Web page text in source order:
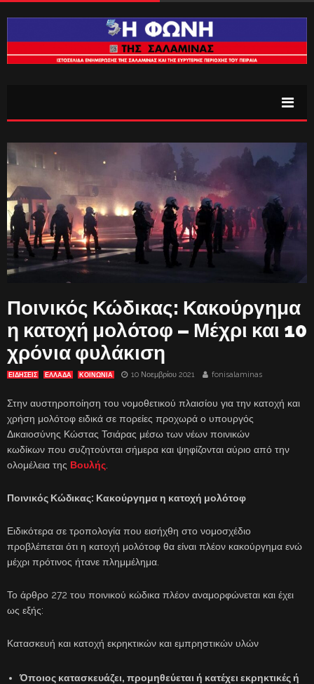
Ποινικός Κώδικας: Κακούργημα
η κατοχή μολότοφ – Μέχρι και 10
χρόνια φυλάκιση
ΕΙΔΗΣΕΙΣ ΕΛΛΑΔΑ ΚΟΙΝΩΝΙΑ 10 Νοεμβρίου 2021 fonisalaminas
Στην αυστηροποίηση του νομοθετικού πλαισίου για την κατοχή και
χρήση μολότοφ ειδικά σε πορείες προχωρά ο υπουργός
Δικαιοσύνης Κώστας Τσιάρας μέσω των νέων ποινικών
κωδίκων που συζητούνται σήμερα και ψηφίζονται αύριο από την
ολομέλεια της Βουλής
Ποινικός Κώδικας: Κακούργημα η κατοχή μολότοφ
Ειδικότερα σε τροπολογία που εισήχθη στο νομοσχέδιο
προβλέπεται ότι η κατοχή μολότοφ θα είναι πλέον κακούργημα ενώ
μέχρι πρότινος ήτανε πλημμέλημα.
Το άρθρο 272 του ποινικού κώδικα πλέον αναμορφώνεται και έχει
ως εξής:
Κατασκευή και κατοχή εκρηκτικών και εμπρηστικών υλών
Όποιος κατασκευάζει, προμηθεύεται ή κατέχει εκρηκτικές ή